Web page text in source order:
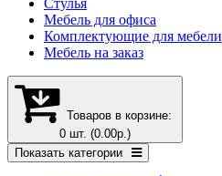
Стулья
Мебель для офиса
Комплектующие для мебели
Мебель на заказ
Товаров в корзине:
0 шт. (0.00р.)
Показать категории